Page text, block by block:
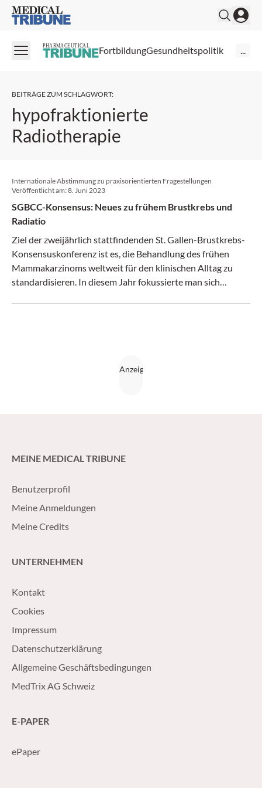
Medical Tribune
PHARMACEUTICAL FortbildungGesundheitspolitik ...
BEITRÄGE ZUM SCHLAGWORT:
hypofraktionierte
Radiotherapie
Internationale Abstimmung zu praxisorientierten Fragestellungen
Veröffentlicht am:8. Juni 2023
SGBCC-Konsensus: Neues zu frühem Brustkrebs und
Radiatio
Ziel der zweijährlich stattfindenden St. Gallen-Brustkrebs-
Konsensuskonferenz ist es, die Behandlung des frühen
Mammakarzinoms weltweit für den klinischen Alltag zu
standardisieren. In diesem Jahr fokussierte man sich
MEINE MEDICAL TRIBUNE
Benutzerprofil
Meine Anmeldungen
Meine Credits
UNTERNEHMEN
Kontakt
Cookies
Impressum
Datenschutzerklärung
Allgemeine Geschäftsbedingungen
MedTrix AG Schweiz
E-PAPER
ePaper